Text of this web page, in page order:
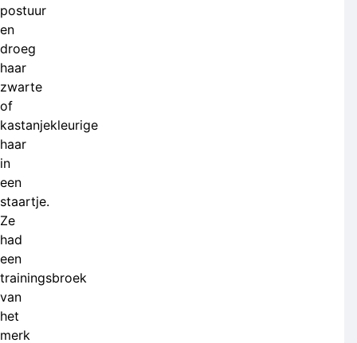
postuur
en
droeg
haar
zwarte
of
kastanjekleurige
haar
in
een
staartje.
Ze
had
een
trainingsbroek
van
het
merk